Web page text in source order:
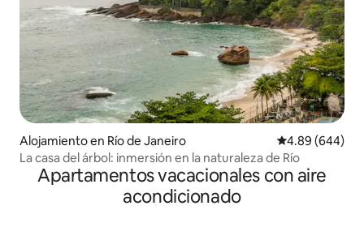
Alojamiento en Río de Janeiro Calificación
4.89 (644)
La casa del árbol: inmersión en la naturaleza de Río
Apartamentos vacacionales con aire
acondicionado